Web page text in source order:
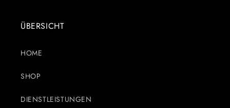
ÜBERSICHT
HOME
SHOP
DIENSTLEISTUNGEN